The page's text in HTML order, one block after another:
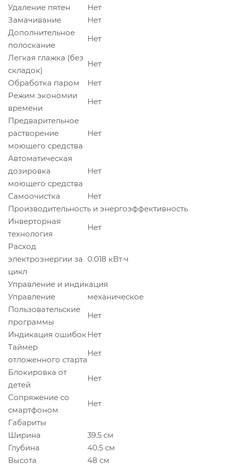
Удаление пятен
Нет
Замачивание
Нет
Дополнительное
полоскание
Нет
Легкая глажка (без
складок)
Нет
Обработка паром
Нет
Режим экономии
времени
Нет
Предварительное
растворение
моющего средства
Нет
Автоматическая
дозировка
моющего средства
Нет
Самоочистка
Нет
Производительность и энергоэффективность
Инверторная
технология
Нет
Расход
электроэнергии за
цикл
0.018 кВт·ч
Управление и индикация
Управление
механическое
Пользовательские
программы
Нет
Индикация ошибокНет
Таймер
отложенного старта
Нет
Блокировка от
детей
Нет
Сопряжение со
смартфоном
Нет
Габариты
Ширина
39.5 см
Глубина
40.5 см
Высота
48 см